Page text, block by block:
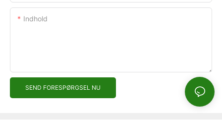
Indhold
SEND FORESPØRGSEL NU